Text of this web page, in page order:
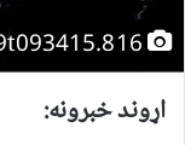
اړوند خبرونه: